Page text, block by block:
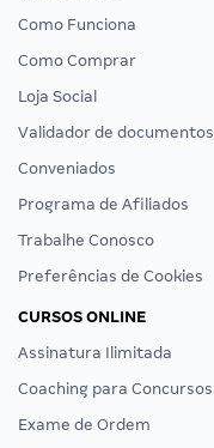
Como Funciona
Como Comprar
Loja Social
Validador de documentos
Conveniados
Programa de Afiliados
Trabalhe Conosco
Preferências de Cookies
CURSOS ONLINE
Assinatura Ilimitada
Coaching para Concursos
Exame de Ordem